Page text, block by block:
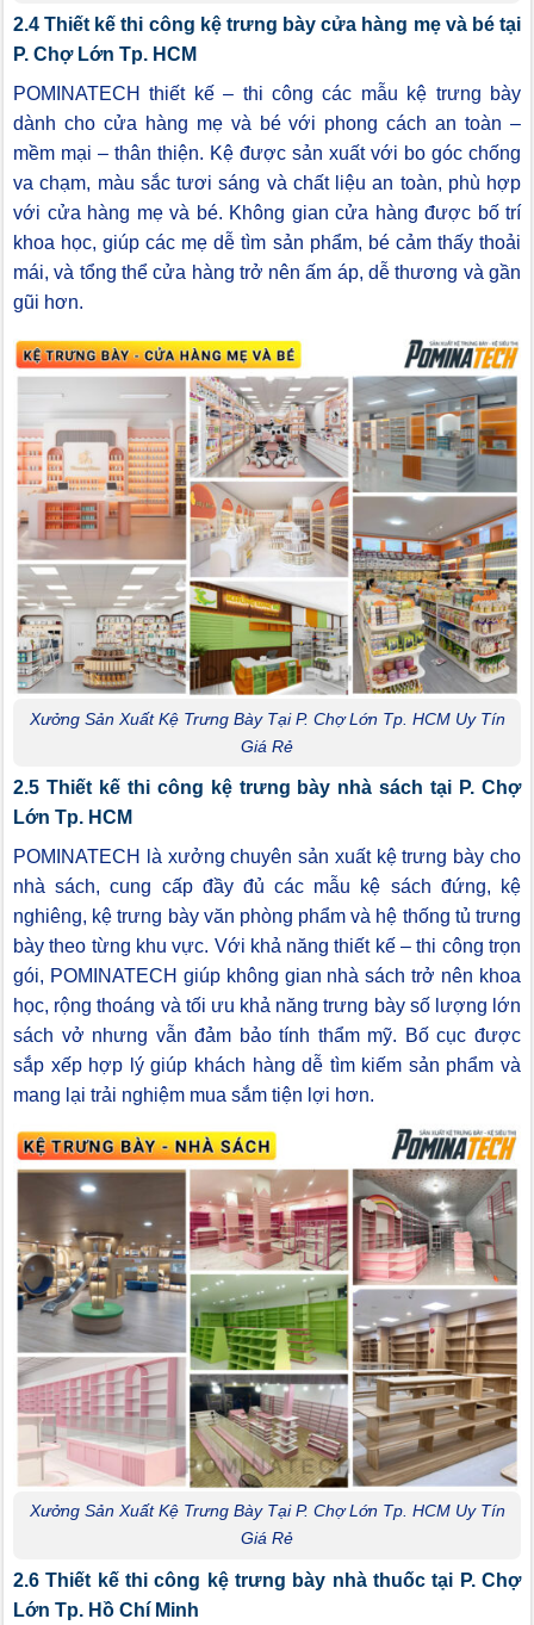
2.4 Thiết kế thi công kệ trưng bày cửa hàng mẹ và bé tại
P. Chợ Lớn Tp. HCM
POMINATECH thiết kế – thi công các mẫu kệ trưng bày
dành cho cửa hàng mẹ và bé với phong cách an toàn –
mềm mại – thân thiện. Kệ được sản xuất với bo góc chống
va chạm, màu sắc tươi sáng và chất liệu an toàn, phù hợp
với cửa hàng mẹ và bé. Không gian cửa hàng được bố trí
khoa học, giúp các mẹ dễ tìm sản phẩm, bé cảm thấy thoải
mái, và tổng thể cửa hàng trở nên ấm áp, dễ thương và gần
gũi hơn.
Xưởng Sản Xuất Kệ Trưng Bày Tại P. Chợ Lớn Tp. HCM Uy Tín
Giá Rẻ
2.5 Thiết kế thi công kệ trưng bày nhà sách tại P. Chợ
Lớn Tp. HCM
POMINATECH là xưởng chuyên sản xuất kệ trưng bày cho
nhà sách, cung cấp đầy đủ các mẫu kệ sách đứng, kệ
nghiêng, kệ trưng bày văn phòng phẩm và hệ thống tủ trưng
bày theo từng khu vực. Với khả năng thiết kế – thi công trọn
gói, POMINATECH giúp không gian nhà sách trở nên khoa
học, rộng thoáng và tối ưu khả năng trưng bày số lượng lớn
sách vở nhưng vẫn đảm bảo tính thẩm mỹ. Bố cục được
sắp xếp hợp lý giúp khách hàng dễ tìm kiếm sản phẩm và
mang lại trải nghiệm mua sắm tiện lợi hơn.
Xưởng Sản Xuất Kệ Trưng Bày Tại P. Chợ Lớn Tp. HCM Uy Tín
Giá Rẻ
2.6 Thiết kế thi công kệ trưng bày nhà thuốc tại P. Chợ
Lớn Tp. Hồ Chí Minh